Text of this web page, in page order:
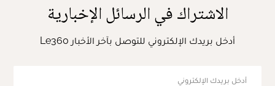
الاشتراك في الرسائل الإخبارية
أدخل بريدك الإلكتروني للتوصل بآخر الأخبار Le360